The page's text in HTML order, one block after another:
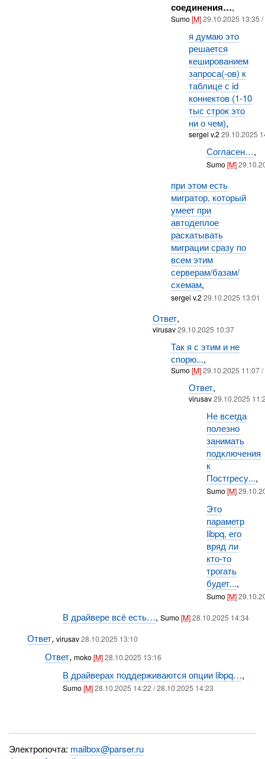
соединения…,
Sumo[M]29.10.2025 13:35
я думаю это
решается
кешированием
запроса(-ов) к
таблице с id
коннектов (1-10
тыс строк это
ни о чем),
sergei v.229.10.2025
Согласен…,
Sumo[M]
при этом есть
мигратор, который
умеет при
автодеплое
раскатывать
миграции сразу по
всем этим
серверам/базам/
схемам,
sergei v.229.10.2025 13:01
Ответ,
virusav29.10.2025 10:37
Так я с этим и не
спорю...,
Sumo[M]29.10.2025 11:07
Ответ,
virusav29.10.2025
Не всегда
полезно
занимать
подключения
к
Постгресу...,
Sumo[M]
Это
параметр
libpq, его
вряд ли
кто-то
трогать
будет...,
Sumo[M]
В драйвере всё есть…,Sumo[M]28.10.2025 14:34
Ответ, virusav28.10.2025 13:10
Ответ, moko[M]28.10.2025 13:16
В драйверах поддерживаются опции libpq…,
Sumo[M]28.10.2025 14:22 / 28.10.2025 14:23
Электропочта: mailbox@parser.ru